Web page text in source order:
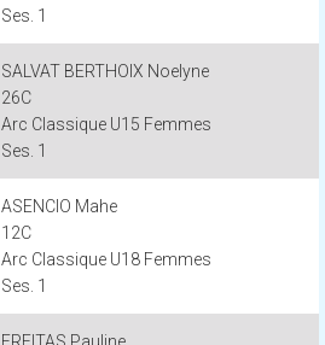
Ses. 1
SALVAT BERTHOIX Noelyne
26C
Arc Classique U15 Femmes
Ses. 1
ASENCIO Mahe
12C
Arc Classique U18 Femmes
Ses. 1